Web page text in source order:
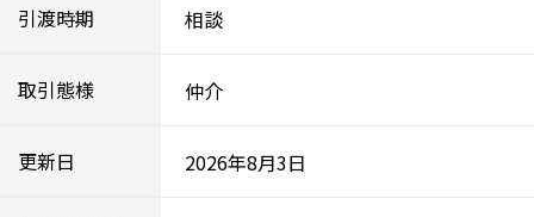
引渡時期 相談
取引態様 仲介
更新日 2026年8月3日